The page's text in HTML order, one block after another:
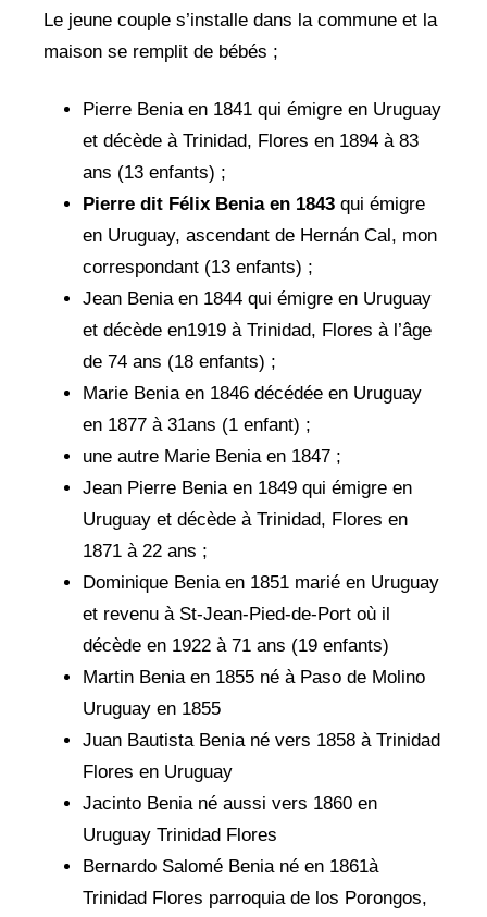
Le jeune couple s’installe dans la commune et la
maison se remplit de bébés ;
Pierre Benia en 1841 qui émigre en Uruguay
et décède à Trinidad, Flores en 1894 à 83
ans (13 enfants) ;
Pierre dit Félix Benia en 1843 qui émigre
en Uruguay, ascendant de Hernán Cal, mon
correspondant (13 enfants) ;
Jean Benia en 1844 qui émigre en Uruguay
et décède en1919 à Trinidad, Flores à l’âge
de 74 ans (18 enfants) ;
Marie Benia en 1846 décédée en Uruguay
en 1877 à 31ans (1 enfant) ;
une autre Marie Benia en 1847 ;
Jean Pierre Benia en 1849 qui émigre en
Uruguay et décède à Trinidad, Flores en
1871 à 22 ans ;
Dominique Benia en 1851 marié en Uruguay
et revenu à St-Jean-Pied-de-Port où il
décède en 1922 à 71 ans (19 enfants)
Martin Benia en 1855 né à Paso de Molino
Uruguay en 1855
Juan Bautista Benia né vers 1858 à Trinidad
Flores en Uruguay
Jacinto Benia né aussi vers 1860 en
Uruguay Trinidad Flores
Bernardo Salomé Benia né en 1861à
Trinidad Flores parroquia de los Porongos,